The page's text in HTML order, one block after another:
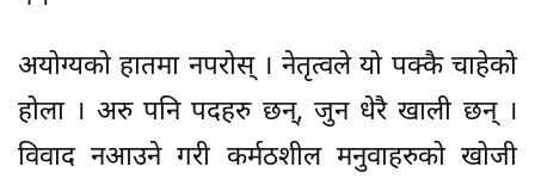
अयोग्यको हातमा नपरोस् । नेतृत्वले यो पक्कै चाहेको
होला । अरु पनि पदहरु छन्, जुन धेरै खाली छन् ।
विवाद नआउने गरी कर्मठशील मनुवाहरुको खोजी